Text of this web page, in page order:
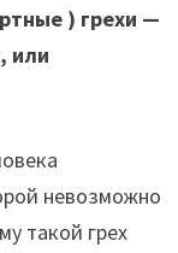
) грехи —
или
невозможно
такой грех